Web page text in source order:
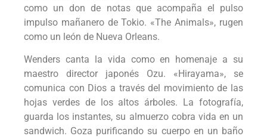
como un don de notas que acompaña el pulso
impulso mañanero de Tokio. «The Animals», rugen
como un león de Nueva Orleans.
Wenders canta la vida como en homenaje a su
maestro director japonés Ozu. «Hirayama», se
comunica con Dios a través del movimiento de las
hojas verdes de los altos árboles. La fotografía,
guarda los instantes, su almuerzo cobra vida en un
sandwich. Goza purificando su cuerpo en un baño